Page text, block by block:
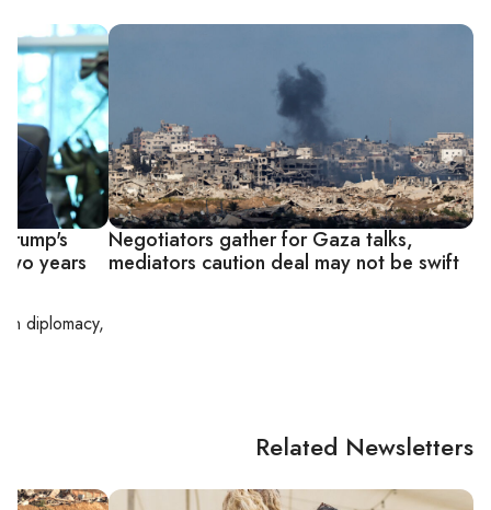
Negotiators gather for Gaza talks,
mediators caution deal may not be swift
years
ondiplomacy,
Related Newsletters